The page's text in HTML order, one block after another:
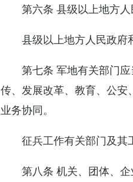
第六条 县级以上地方
县级以上地方人民政府
第七条 军地有关部门
传、发展改革、教育、公
业务协同。
征兵工作有关部门及其
第八条 机关、团体、